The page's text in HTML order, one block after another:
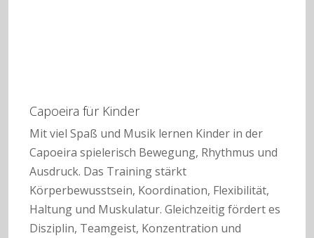
Capoeira für Kinder
Mit viel Spaß und Musik lernen Kinder in der
Capoeira spielerisch Bewegung, Rhythmus und
Ausdruck. Das Training stärkt
Körperbewusstsein, Koordination, Flexibilität,
Haltung und Muskulatur. Gleichzeitig fördert es
Disziplin, Teamgeist, Konzentration und